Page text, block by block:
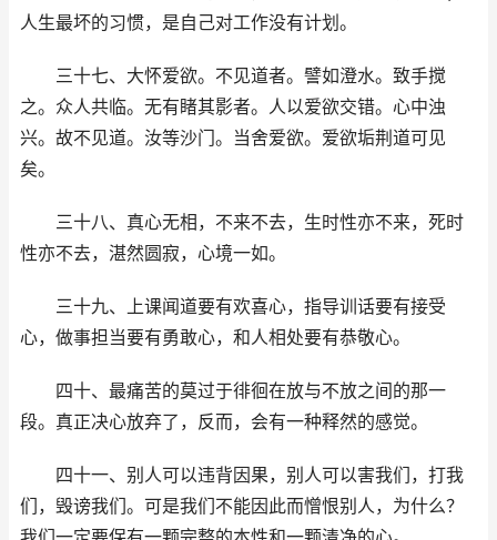
人生最坏的习惯，是自己对工作没有计划。
三十七、大怀爱欲。不见道者。譬如澄水。致手搅
之。众人共临。无有睹其影者。人以爱欲交错。心中浊
兴。故不见道。汝等沙门。当舍爱欲。爱欲垢荆道可见
矣。
三十八、真心无相，不来不去，生时性亦不来，死时
性亦不去，湛然圆寂，心境一如。
三十九、上课闻道要有欢喜心，指导训话要有接受
心，做事担当要有勇敢心，和人相处要有恭敬心。
四十、最痛苦的莫过于徘徊在放与不放之间的那一
段。真正决心放弃了，反而，会有一种释然的感觉。
四十一、别人可以违背因果，别人可以害我们，打我
们，毁谤我们。可是我们不能因此而憎恨别人，为什么？